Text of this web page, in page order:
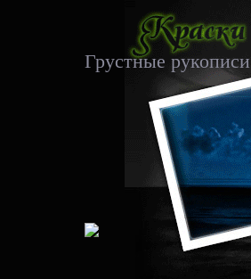
Грустные рукописи